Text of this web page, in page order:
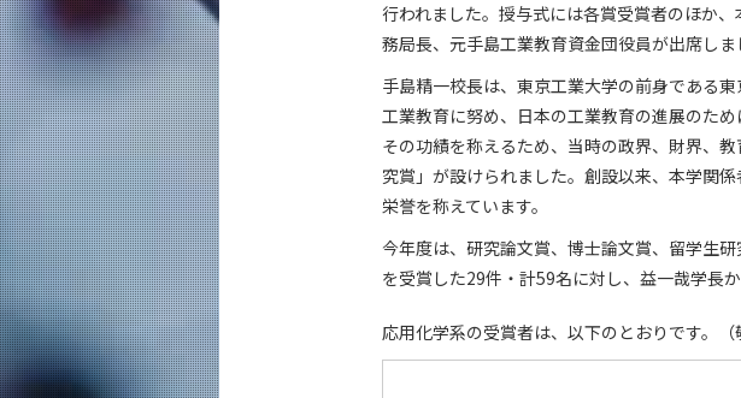
行われました。授与式には各賞受賞者のほか
務局長、元手島工業教育資金団役員が出席しま
手島精一校長は、東京工業大学の前身である
工業教育に努め、日本の工業教育の進展のた
その功績を称えるため、当時の政界、財界、
究賞」が設けられました。創設以来、本学関
栄誉を称えています。
今年度は、研究論文賞、博士論文賞、留学生
を受賞した29件・計59名に対し、益一哉学長
応用化学系の受賞者は、以下のとおりです。（
イベントカレンダー